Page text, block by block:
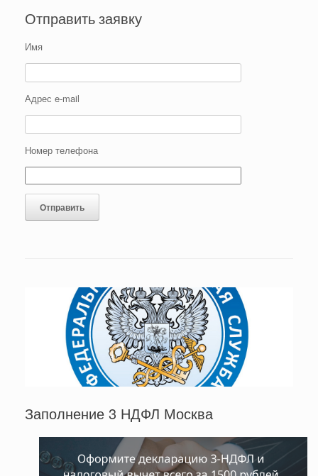
Отправить заявку
Имя
Адрес e-mail
Номер телефона
Заполнение 3 НДФЛ Москва